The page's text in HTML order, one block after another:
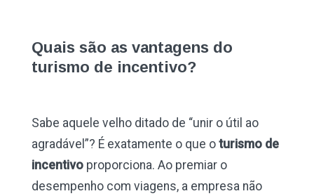
Quais são as vantagens do
turismo de incentivo?
Sabe aquele velho ditado de “unir o útil ao
agradável”? É exatamente o que o turismo de
incentivoproporciona. Ao premiar o
desempenho com viagens, a empresa não